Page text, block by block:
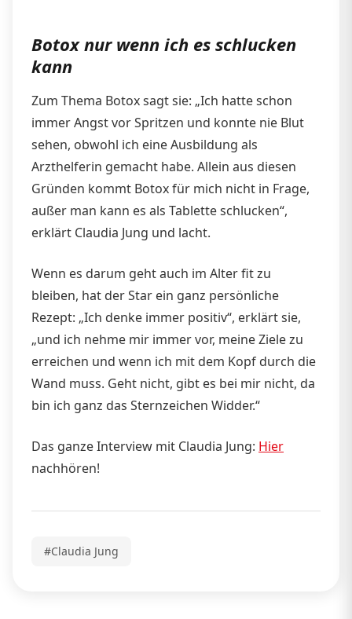
Botox nur wenn ich es schlucken
kann
Zum Thema Botox sagt sie: „Ich hatte schon
immer Angst vor Spritzen und konnte nie Blut
sehen, obwohl ich eine Ausbildung als
Arzthelferin gemacht habe. Allein aus diesen
Gründen kommt Botox für mich nicht in Frage,
außer man kann es als Tablette schlucken“,
erklärt Claudia Jung und lacht.
Wenn es darum geht auch im Alter fit zu
bleiben, hat der Star ein ganz persönliche
Rezept: „Ich denke immer positiv“, erklärt sie,
„und ich nehme mir immer vor, meine Ziele zu
erreichen und wenn ich mit dem Kopf durch die
Wand muss. Geht nicht, gibt es bei mir nicht, da
bin ich ganz das Sternzeichen Widder.“
Das ganze Interview mit Claudia Jung: Hier
nachhören!
#Claudia Jung